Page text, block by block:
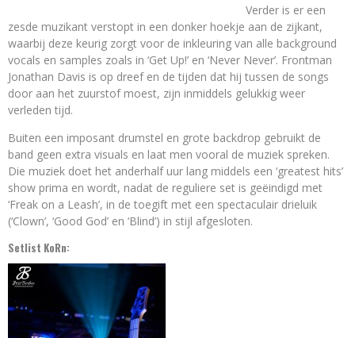
Verder is er een
zesde muzikant verstopt in een donker hoekje aan de zijkant,
waarbij deze keurig zorgt voor de inkleuring van alle background
vocals en samples zoals in ‘Get Up!’ en ‘Never Never’. Frontman
Jonathan Davis is op dreef en de tijden dat hij tussen de songs
door aan het zuurstof moest, zijn inmiddels gelukkig weer
verleden tijd.
Buiten een imposant drumstel en grote backdrop gebruikt de
band geen extra visuals en laat men vooral de muziek spreken.
Die muziek doet het anderhalf uur lang middels een ‘greatest hits’
show prima en wordt, nadat de reguliere set is geëindigd met
‘Freak on a Leash’, in de toegift met een spectaculair drieluik
(‘Clown’, ‘Good God’ en ‘Blind’) in stijl afgesloten.
Setlist KoRn: